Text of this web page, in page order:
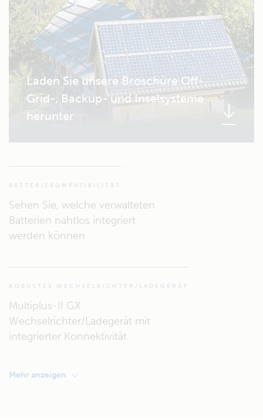
BATTERIEKOMPATIBILITÄT
Sehen Sie, welche verwalteten
Batterien nahtlos integriert
werden können
Laden Sie unsere Broschüre Off-
Grid-, Backup- und Inselsysteme
herunter
Mehr anzeigen
ROBUSTES WECHSELRICHTER/LADEGERÄT
Multiplus-II GX
Wechselrichter/Ladegerät mit
integrierter Konnektivität